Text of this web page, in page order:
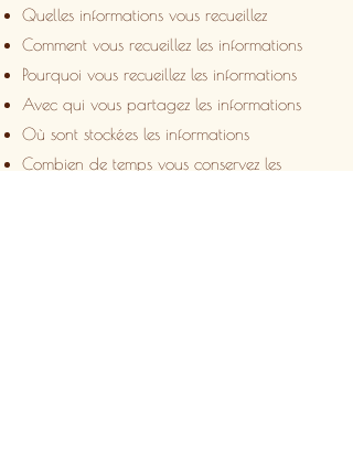
Quelles informations vous recueillez
Comment vous recueillez les informations
Pourquoi vous recueillez les informations
Avec qui vous partagez les informations
Où sont stockées les informations
Combien de temps vous conservez les